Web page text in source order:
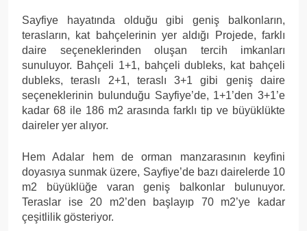
Sayfiye hayatında olduğu gibi geniş balkonların,
terasların, kat bahçelerinin yer aldığı Projede, farklı
daire seçeneklerinden oluşan tercih imkanları
sunuluyor. Bahçeli 1+1, bahçeli dubleks, kat bahçeli
dubleks, teraslı 2+1, teraslı 3+1 gibi geniş daire
seçeneklerinin bulunduğu Sayfiye’de, 1+1’den 3+1’e
kadar 68 ile 186 m2 arasında farklı tip ve büyüklükte
daireler yer alıyor.
Hem Adalar hem de orman manzarasının keyfini
doyasıya sunmak üzere, Sayfiye’de bazı dairelerde 10
m2 büyüklüğe varan geniş balkonlar bulunuyor.
Teraslar ise 20 m2’den başlayıp 70 m2’ye kadar
çeşitlilik gösteriyor.